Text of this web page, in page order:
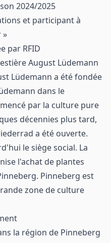
2024/2025
et participant à
»
par RFID
August Lüdemann
Lüdemann a été fondée
dans le
par la culture pure
décennies plus tard,
a été ouverte.
le siège social. La
l'achat de plantes
Pinneberg est
zone de culture
la région de Pinneberg